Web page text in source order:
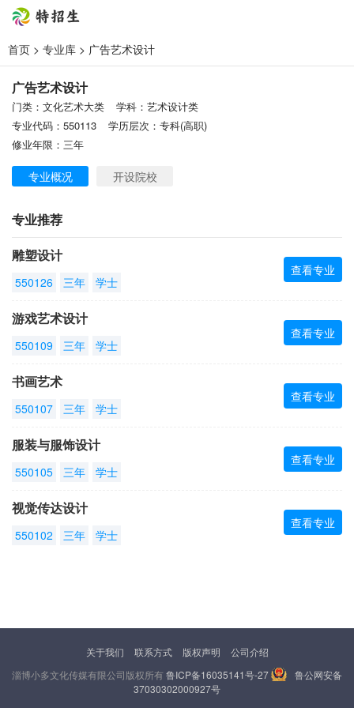
首页 > 专业库 > 广告艺术设计
广告艺术设计
门类：文化艺术大类
学科：艺术设计类
专业代码：550113
学历层次：专科(高职)
修业年限：三年
专业概况 开设院校
专业推荐
雕塑设计
550126 三年 学士
查看专业
游戏艺术设计
550109 三年 学士
查看专业
书画艺术
550107 三年 学士
查看专业
服装与服饰设计
550105 三年 学士
查看专业
视觉传达设计
550102 三年 学士
查看专业
关于我们 联系方式 版权声明
公司介绍
淄博小多文化传媒有限公司版权所有鲁ICP备16035141号-27
鲁公网安备
37030302000927号